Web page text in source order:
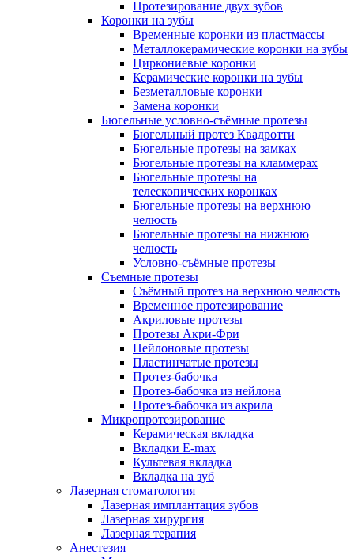
Протезирование двух зубов
Коронки на зубы
Временные коронки из пластмассы
Металлокерамические коронки на зубы
Циркониевые коронки
Керамические коронки на зубы
Безметалловые коронки
Замена коронки
Бюгельные условно-съёмные протезы
Бюгельный протез Квадротти
Бюгельные протезы на замках
Бюгельные протезы на кламмерах
Бюгельные протезы на
телескопических коронках
Бюгельные протезы на верхнюю
челюсть
Бюгельные протезы на нижнюю
челюсть
Условно-съёмные протезы
Съемные протезы
Съёмный протез на верхнюю челюсть
Временное протезирование
Акриловые протезы
Протезы Акри-Фри
Нейлоновые протезы
Пластинчатые протезы
Протез-бабочка
Протез-бабочка из нейлона
Протез-бабочка из акрила
Микропротезирование
Керамическая вкладка
Вкладки E-max
Культевая вкладка
Вкладка на зуб
Лазерная стоматология
Лазерная имплантация зубов
Лазерная хирургия
Лазерная терапия
Анестезия